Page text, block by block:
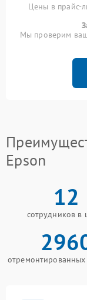
Цены в прайс-
Мы проверим
Epson
12
сотрудников в
отремонтированных